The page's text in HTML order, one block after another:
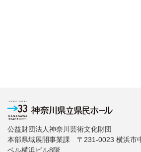
公益財団法人神奈川芸術文化財団
本部県域展開事業課 〒231-0023 横浜市
ベル横浜ビル8階